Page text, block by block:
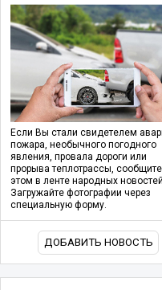
Если Вы стали свидетелем
пожара, необычного погодного
явления, провала дороги или
прорыва теплотрассы,
этом в ленте народных
Загружайте фотографии через
специальную форму.
ДОБАВИТЬ НОВОСТЬ